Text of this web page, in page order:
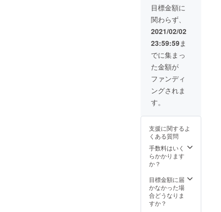
6月〜
2022年
6月
います
ので、
その際
はメー
ご連絡
致しま
す。 ※
ワイン
がリ
ターン
品では
入の権
利にな
りま
す。 ※
支援し
ていた
ず備考
欄にご
希望の
お名前
(任意)を
DaiSuW
ineの
サイト
に1年間
掲載致
しま
す。
【備
考】 ※
ご利用
いただ
けませ
ん。 ※
非常に
希少な
先着1組
様とさ
せてい
じ土壌
から出
来た素
焼きの
土器1つ
に、支
援して
頂いた
方の名
前を
ジョー
ジア文
意)ご提
供致し
ます。
・支援
して頂
いた方
て、感
謝の
メール
ら、日
本初上
陸のク
ヴェヴ
リワイ
ン
750ml ×
3本セッ
ト(アン
バー、
白、赤
を1本ず
事が出
ケット
をご提
供致し
ます。
・支援
いた方
にお礼
とし
て、感
目標金額に
関わらず、
2021/02/02
23:59:59ま
でに集まっ
た金額が
ファンディ
ングされま
す。
支援に関するよ
くある質問
手数料はいく
らかかります
か？
目標金額に届
かなかった場
合どうなりま
すか？